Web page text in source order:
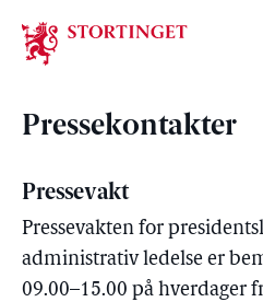
Stortinget.no
Pressekontakter
Pressevakt
Pressevakten for
administrativ ledelse er
09.00–15.00 på hverdager